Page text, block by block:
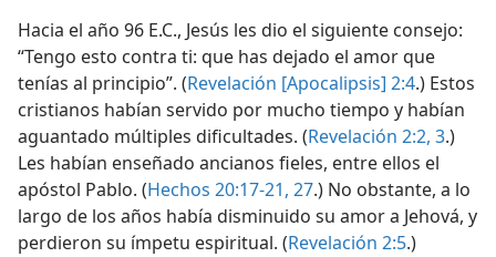
Hacia el año 96 E.C., Jesús les dio el siguiente consejo:
“Tengo esto contra ti: que has dejado el amor que
tenías al principio”. (Revelación [Apocalipsis] 2:4.) Estos
cristianos habían servido por mucho tiempo y habían
aguantado múltiples dificultades. (Revelación 2:2, 3.)
Les habían enseñado ancianos fieles, entre ellos el
apóstol Pablo. (Hechos 20:17-21, 27.) No obstante, a lo
largo de los años había disminuido su amor a Jehová, y
perdieron su ímpetu espiritual. (Revelación 2:5.)